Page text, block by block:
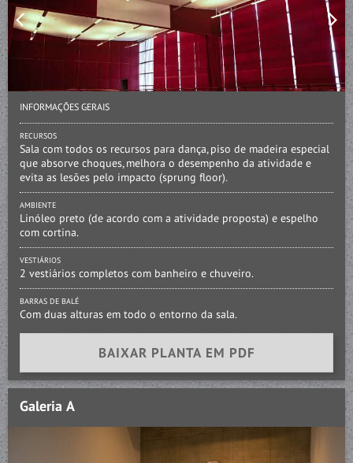
INFORMAÇÕES GERAIS
RECURSOS
Sala com todos os recursos para dança, piso de madeira especial
que absorve choques, melhora o desempenho da atividade e
evita as lesões pelo impacto (sprung floor).
AMBIENTE
Linóleo preto (de acordo com a atividade proposta) e espelho
com cortina.
VESTIÁRIOS
2 vestiários completos com banheiro e chuveiro.
BARRAS DE BALÉ
Com duas alturas em todo o entorno da sala.
BAIXAR PLANTA EM PDF
Galeria A